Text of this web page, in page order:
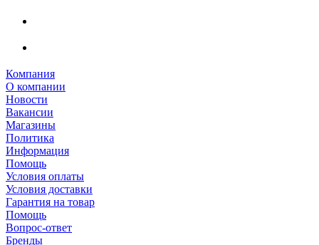
Компания
О компании
Новости
Вакансии
Магазины
Политика
Информация
Помощь
Условия оплаты
Условия доставки
Гарантия на товар
Помощь
Вопрос-ответ
Бренды